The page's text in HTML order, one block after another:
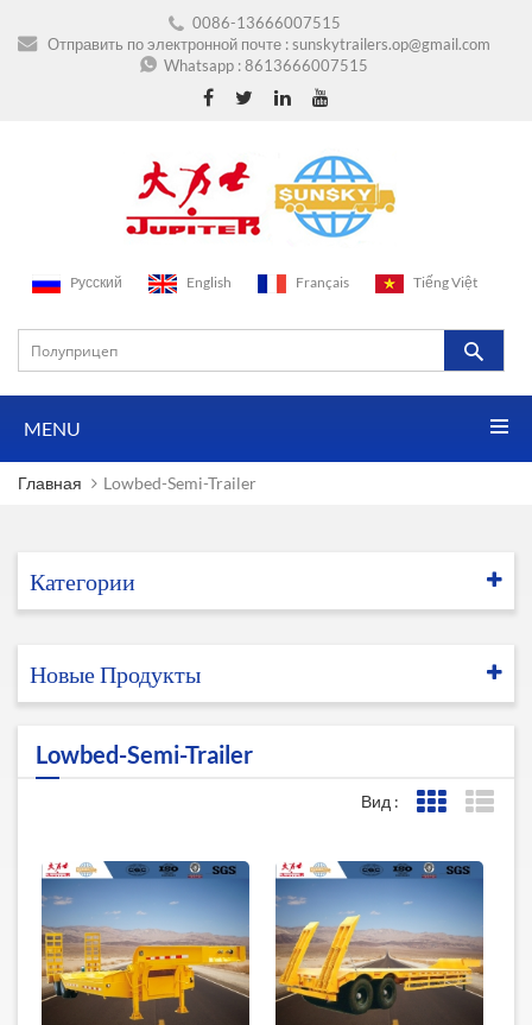
0086-13666007515
Отправить по электронной почте :sunskytrailers.op@gmail.com
Whatsapp :8613666007515
Pусский English Français Tiếng Việt
MENU
Главная Lowbed-Semi-Trailer
Категории
Новые Продукты
Lowbed-Semi-Trailer
Вид :